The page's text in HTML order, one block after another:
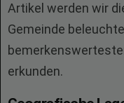
Artikel werden wir
Gemeinde
erkunden.